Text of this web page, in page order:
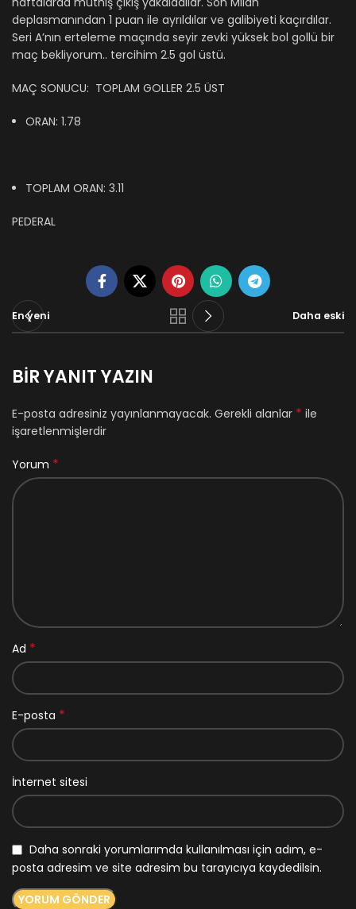
deplasmanından 1 puan ile ayrıldılar ve galibiyeti kaçırdılar.
Seri A’nın erteleme maçında seyir zevki yüksek bol gollü bir
maç bekliyorum.. tercihim 2.5 gol üstü.
MAÇ SONUCU: TOPLAM GOLLER 2.5 ÜST
ORAN: 1.78
TOPLAM ORAN: 3.11
PEDERAL
En yeni Daha eski
BIR YANIT YAZIN
E-posta adresiniz yayınlanmayacak. Gerekli alanlar * ile
işaretlenmişlerdir
Yorum *
Ad *
E-posta *
İnternet sitesi
Daha sonraki yorumlarımda kullanılması için adım, e-
posta adresim ve site adresim bu tarayıcıya kaydedilsin.